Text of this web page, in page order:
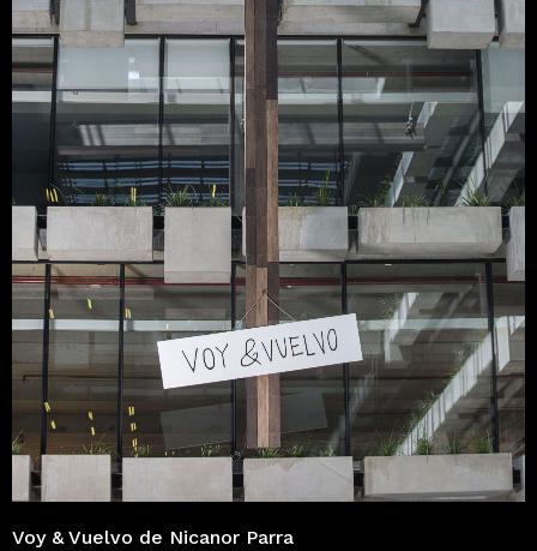
Voy & Vuelvo de Nicanor Parra